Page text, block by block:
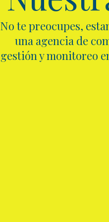
No te preocupes,
una agencia de
gestión y monitoreo